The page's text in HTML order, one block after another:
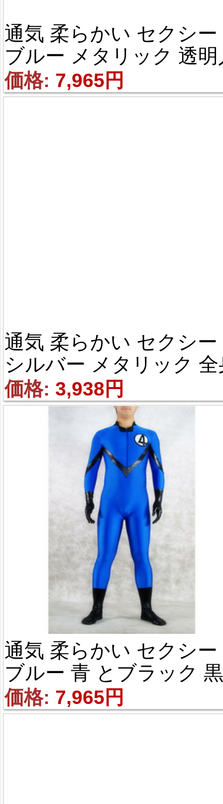
通気 柔らかい セクシー
ブルー メタリック 透明
間人魚形 全身タイツ
価格: 7,965円
通気 柔らかい セクシー
シルバー メタリック 全
タイツ
価格: 3,938円
通気 柔らかい セクシー
ブルー 青 とブラック 黒
メタリック 顔出し 全身
イツ
価格: 7,965円